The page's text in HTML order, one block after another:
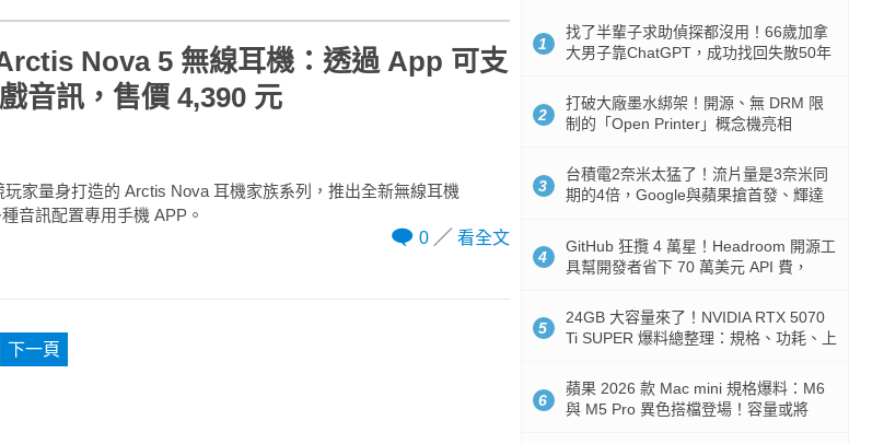
Nova 5 無線耳機：透過 App 可支
音訊，售價 4,390 元
家量身打造的 Arctis Nova 耳機家族系列，推出全新無線耳機
音訊配置專用手機 APP。
0
看全文
下一頁
1
找了半輩子求助偵探都沒用！66歲加拿
大男子靠ChatGPT，成功找回失散50年
2
打破大廠墨水綁架！開源、無 DRM 限
制的「Open Printer」概念機亮相
3
台積電2奈米太猛了！流片量是3奈米同
期的4倍，Google與蘋果搶首發、輝達
4
GitHub 狂攬 4 萬星！Headroom 開源工
具幫開發者省下 70 萬美元 API 費，
5
24GB 大容量來了！NVIDIA RTX 5070
Ti SUPER 爆料總整理：規格、功耗、上
6
蘋果 2026 款 Mac mini 規格爆料：M6
與 M5 Pro 異色搭檔登場！容量或將